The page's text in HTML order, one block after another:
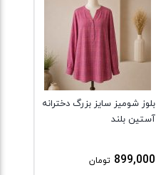
بلوز شومیز سایز بزرگ دخترانه
آستین بلند
899,000 تومان